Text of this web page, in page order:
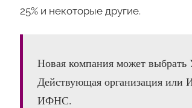
25% и некоторые другие.
Новая компания может
Действующая организация
ИФНС.